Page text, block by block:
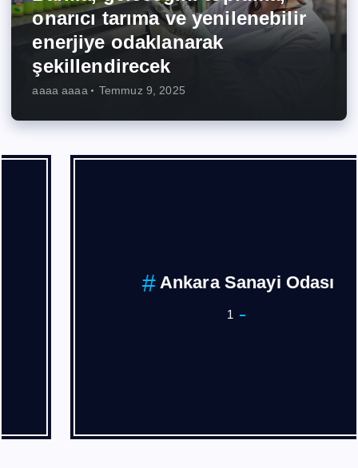
onarıcı tarıma ve yenilenebilir
enerjiye odaklanarak
şekillendirecek
aaaa aaaa Temmuz 9, 2025
Ankara Sanayi Odası